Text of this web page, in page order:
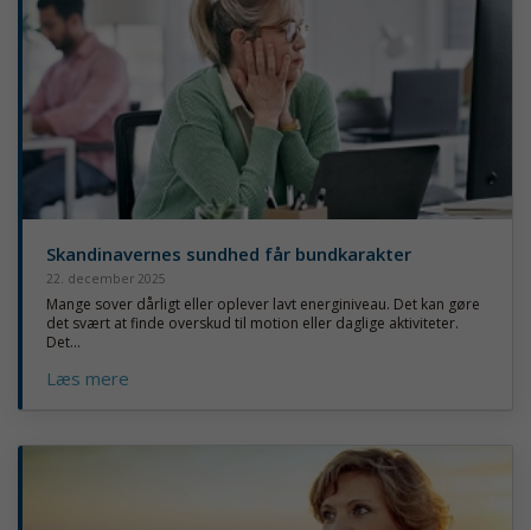
Skandinavernes sundhed får bundkarakter
22. december 2025
Mange sover dårligt eller oplever lavt energiniveau. Det kan gøre
det svært at finde overskud til motion eller daglige aktiviteter.
Det...
Læs mere